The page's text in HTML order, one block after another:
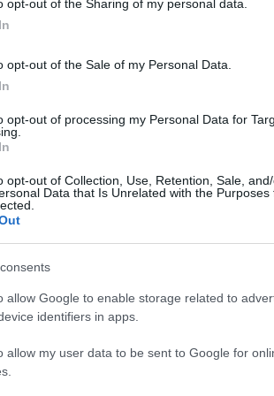
opt-out of the Sharing of my personal data.
opt-out of the Sale of my Personal Data.
opt-out of processing my Personal Data for
opt-out of Collection, Use, Retention, Sale,
Data that Is Unrelated with the Purposes
allow Google to enable storage related to
identifiers in apps.
allow my user data to be sent to Google for
az EGRI ÜGYEK Google